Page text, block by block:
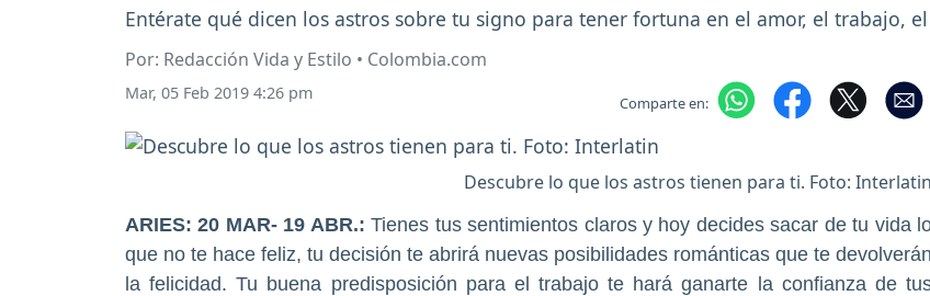
Entérate qué dicen los astros sobre tu signo para tener fortuna en el amor, el trabajo,
Por: Redacción Vida y Estilo • Colombia.com
Mar, 05 Feb 2019 4:26 pm Comparte en:
Descubre lo que los astros tienen para ti. Foto: Interlatin
ARIES: 20 MAR- 19 ABR.: Tienes tus sentimientos claros y hoy decides sacar de tu vida
que no te hace feliz, tu decisión te abrirá nuevas posibilidades románticas que te devolverán
la felicidad. Tu buena predisposición para el trabajo te hará ganarte la confianza de